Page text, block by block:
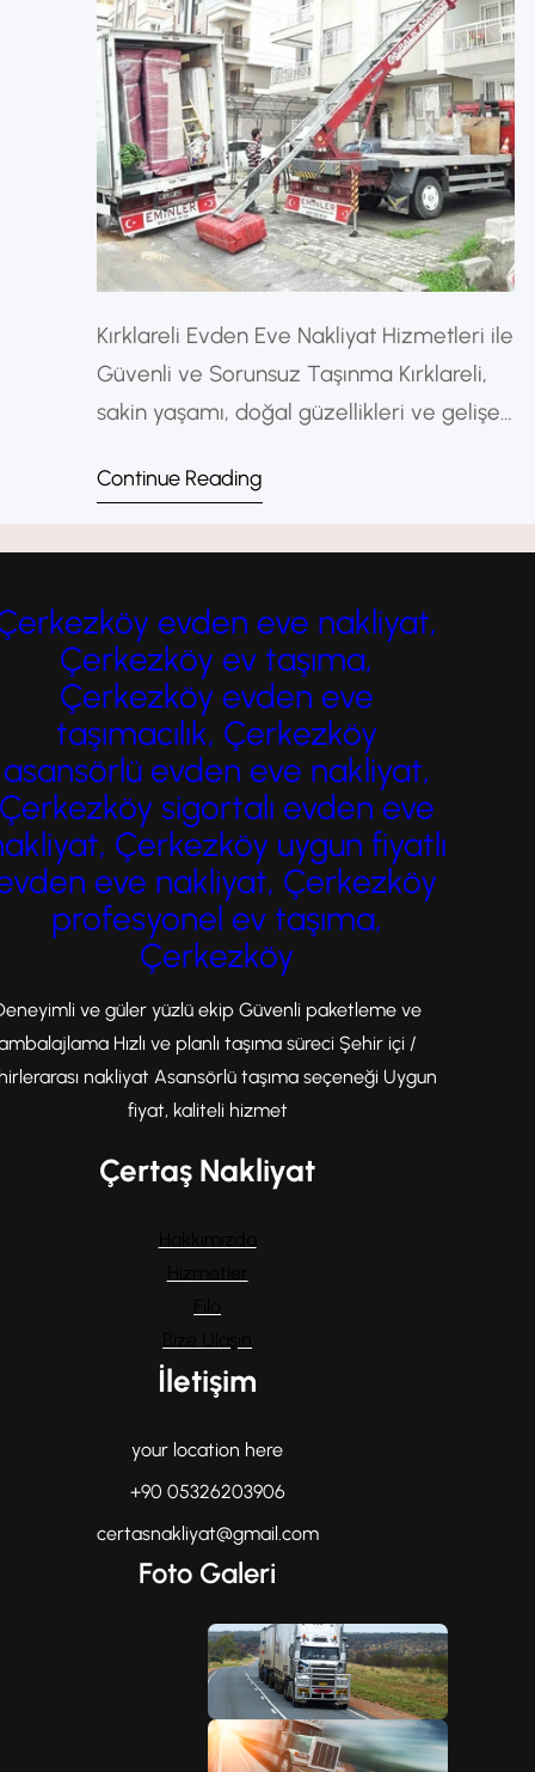
Kırklareli Evden Eve Nakliyat Hizmetleri ile
Güvenli ve Sorunsuz Taşınma Kırklareli,
sakin yaşamı, doğal güzellikleri ve gelişen
talebinin arttığı şehirler arasında yer
de şehirler arası taşınmalarda büyük
önem taşır. Kırklareli Evden Eve Nakliyat
Nedir? Evden eve nakliyat; eşyaların…
Continue Reading
evden eve nakliyat,
Çerkezköy ev taşıma,
Çerkezköy evden eve
taşımacılık, Çerkezköy
asansörlü evden eve nakliyat,
sigortalı evden eve
Çerkezköy uygun fiyatlı
eve nakliyat, Çerkezköy
profesyonel ev taşıma,
Çerkezköy
ve güler yüzlü ekip Güvenli paketleme ve
Hızlı ve planlı taşıma süreci Şehir içi /
nakliyat Asansörlü taşıma seçeneği Uygun
fiyat, kaliteli hizmet
Çertaş Nakliyat
İletişim
your location here
+90 05326203906
certasnakliyat@gmail.com
Foto Galeri